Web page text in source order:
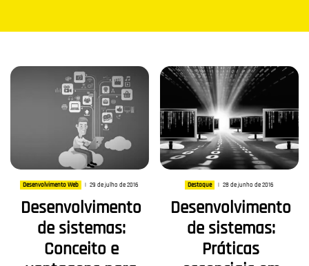
Desenvolvimento Web | 29 de julho de 2016
Desenvolvimento
de sistemas:
Conceito e
Destaque | 28 de junho de 2016
Desenvolvimento
de sistemas:
Práticas